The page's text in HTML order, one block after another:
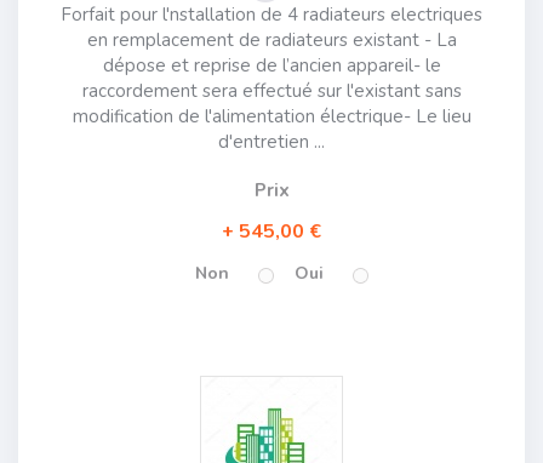
Forfait pour l'nstallation de 4 radiateurs electriques
en remplacement de radiateurs existant - La
dépose et reprise de l’ancien appareil- le
raccordement sera effectué sur l'existant sans
modification de l'alimentation électrique- Le lieu
d'entretien ...
Prix
545,00 €
Non Oui